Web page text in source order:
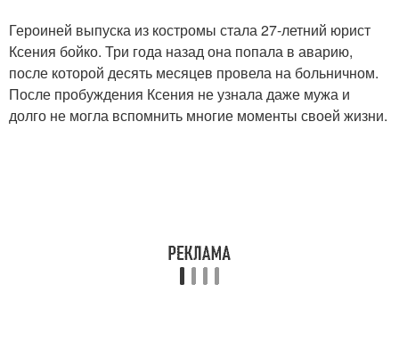
Героиней выпуска из костромы стала 27-летний юрист
Ксения бойко. Три года назад она попала в аварию,
после которой десять месяцев провела на больничном.
После пробуждения Ксения не узнала даже мужа и
долго не могла вспомнить многие моменты своей жизни.